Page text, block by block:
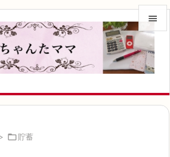


メニュ


貯蓄